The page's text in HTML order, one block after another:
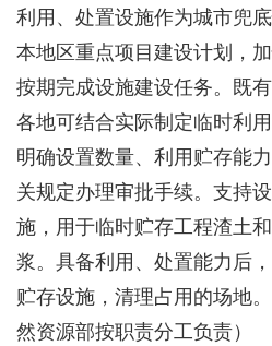
利用、处置设施作为城市兜
本地区重点项目建设计划，
按期完成设施建设任务。既
各地可结合实际制定临时利
明确设置数量、利用贮存能
关规定办理审批手续。支持
施，用于临时贮存工程渣土
浆。具备利用、处置能力后
贮存设施，清理占用的场地。
然资源部按职责分工负责）